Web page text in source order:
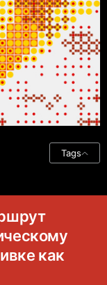
Tags
как